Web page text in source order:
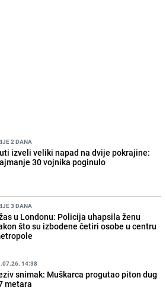
2 DANA
izveli veliki napad na dvije pokrajine:
30 vojnika poginulo
3 DANA
u Londonu: Policija uhapsila ženu
što su izbodene četiri osobe u centru
14:38
snimak: Muškarca progutao piton dug
metara